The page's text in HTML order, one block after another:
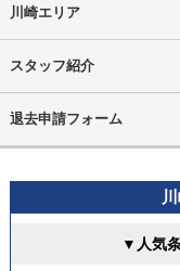
川崎エリア
スタッフ紹介
退去申請フォーム
▼人気